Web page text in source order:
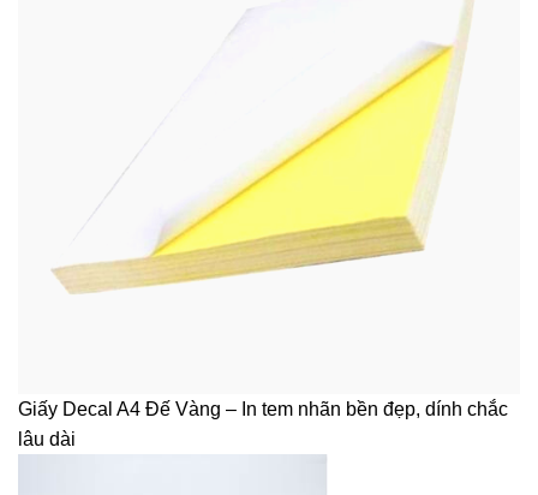
Giấy Decal A4 Đế Vàng – In tem nhãn bền đẹp, dính chắc
lâu dài